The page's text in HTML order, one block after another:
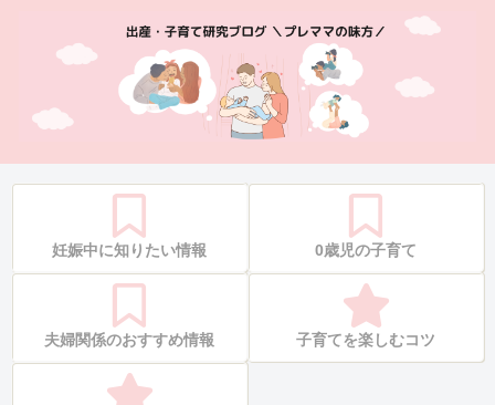
妊娠中に知りたい情報 0歳児の子育て
夫婦関係のおすすめ情報 子育てを楽しむコツ